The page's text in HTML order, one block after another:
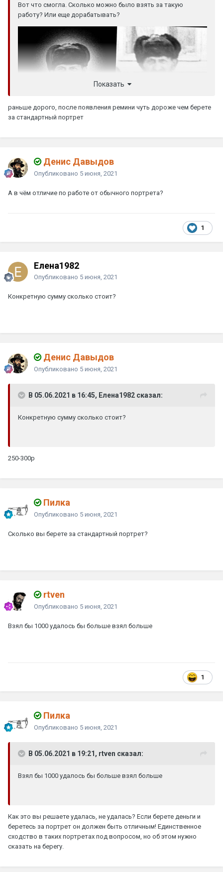
Вот что смогла. Сколько можно было взять за такую
работу? Или еще дорабатывать?
Показать
раньше дорого, после появления ремини чуть дороже чем берете
за стандартный портрет
Денис Давыдов
Опубликовано 5 июня, 2021
А в чём отличие по работе от обычного портрета?
1
Елена1982
Опубликовано 5 июня, 2021
Конкретную сумму сколько стоит?
Денис Давыдов
Опубликовано 5 июня, 2021
В 05.06.2021 в 16:45, Елена1982 сказал:
Конкретную сумму сколько стоит?
250-300р
Пилка
Опубликовано 5 июня, 2021
Сколько вы берете за стандартный портрет?
rtven
Опубликовано 5 июня, 2021
Взял бы 1000 удалось бы больше взял больше
1
Пилка
Опубликовано 5 июня, 2021
В 05.06.2021 в 19:21, rtven сказал:
Взял бы 1000 удалось бы больше взял больше
Как это вы решаете удалась, не удалась? Если берете деньги и
беретесь за портрет он должен быть отличным! Единственное
сходство в таких портретах под вопросом, но об этом нужно
сказать на берегу.